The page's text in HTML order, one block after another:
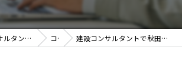
秋田で建設コンサルタントの求人なら興建エンジニアリング株式会社 コラム 建設コンサルタントで秋田県の仮設構造物設計求人と年収・転職成功の秘訣